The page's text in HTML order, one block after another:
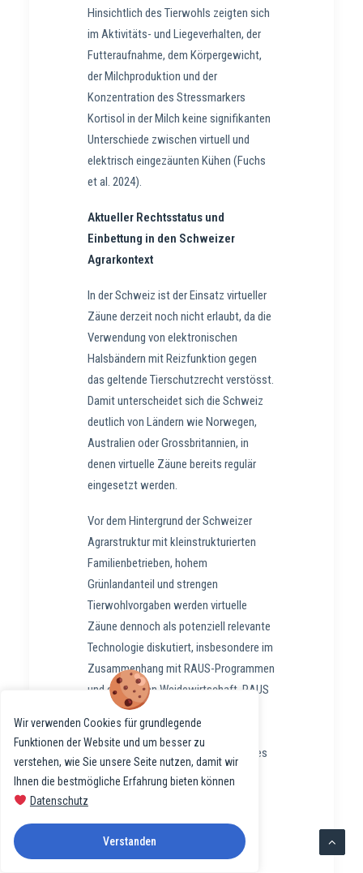
Wir verwenden Cookies für grundlegende
Funktionen der Website und um besser zu
verstehen, wie Sie unsere Seite nutzen, damit wir
Ihnen die bestmögliche Erfahrung bieten können
Datenschutz
Verstanden
Hinsichtlich des Tierwohls zeigten sich
im Aktivitäts- und Liegeverhalten, der
Futteraufnahme, dem Körpergewicht,
der Milchproduktion und der
Konzentration des Stressmarkers
Kortisol in der Milch keine signifikanten
Unterschiede zwischen virtuell und
elektrisch eingezäunten Kühen (Fuchs
et al. 2024).
Aktueller Rechtsstatus und
Einbettung in den Schweizer
Agrarkontext
In der Schweiz ist der Einsatz virtueller
Zäune derzeit noch nicht erlaubt, da die
Verwendung von elektronischen
Halsbändern mit Reizfunktion gegen
das geltende Tierschutzrecht verstösst.
Damit unterscheidet sich die Schweiz
deutlich von Ländern wie Norwegen,
Australien oder Grossbritannien, in
denen virtuelle Zäune bereits regulär
eingesetzt werden.
Vor dem Hintergrund der Schweizer
Agrarstruktur mit kleinstrukturierten
Familienbetrieben, hohem
Grünlandanteil und strengen
Tierwohlvorgaben werden virtuelle
Zäune dennoch als potenziell relevante
Technologie diskutiert, insbesondere im
Zusammenhang mit RAUS-Programmen
und der alpinen Weidewirtschaft. RAUS
steht für «Regelmässiger Auslauf im
Freien» und bezeichnet
Direktzahlungsprogramme des Bundes
zur Förderung des regelmässigen
Akzeptanz bei Landwirtinnen und